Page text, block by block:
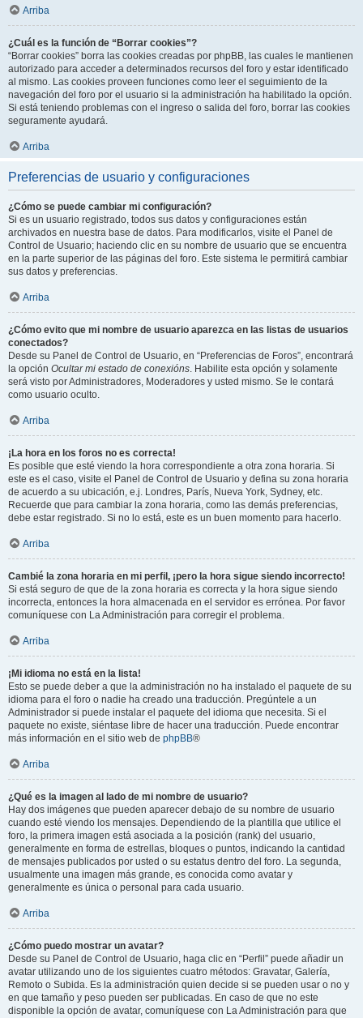
Arriba
¿Cuál es la función de “Borrar cookies”?
“Borrar cookies” borra las cookies creadas por phpBB, las cuales le mantienen
autorizado para acceder a determinados recursos del foro y estar identificado
al mismo. Las cookies proveen funciones como leer el seguimiento de la
navegación del foro por el usuario si la administración ha habilitado la opción.
Si está teniendo problemas con el ingreso o salida del foro, borrar las cookies
seguramente ayudará.
Arriba
Preferencias de usuario y configuraciones
¿Cómo se puede cambiar mi configuración?
Si es un usuario registrado, todos sus datos y configuraciones están
archivados en nuestra base de datos. Para modificarlos, visite el Panel de
Control de Usuario; haciendo clic en su nombre de usuario que se encuentra
en la parte superior de las páginas del foro. Este sistema le permitirá cambiar
sus datos y preferencias.
Arriba
¿Cómo evito que mi nombre de usuario aparezca en las listas de usuarios
conectados?
Desde su Panel de Control de Usuario, en “Preferencias de Foros”, encontrará
la opción Ocultar mi estado de conexións. Habilite esta opción y solamente
será visto por Administradores, Moderadores y usted mismo. Se le contará
como usuario oculto.
Arriba
¡La hora en los foros no es correcta!
Es posible que esté viendo la hora correspondiente a otra zona horaria. Si
este es el caso, visite el Panel de Control de Usuario y defina su zona horaria
de acuerdo a su ubicación, e.j. Londres, París, Nueva York, Sydney, etc.
Recuerde que para cambiar la zona horaria, como las demás preferencias,
debe estar registrado. Si no lo está, este es un buen momento para hacerlo.
Arriba
Cambié la zona horaria en mi perfil, ¡pero la hora sigue siendo incorrecto!
Si está seguro de que de la zona horaria es correcta y la hora sigue siendo
incorrecta, entonces la hora almacenada en el servidor es errónea. Por favor
comuníquese con La Administración para corregir el problema.
Arriba
¡Mi idioma no está en la lista!
Esto se puede deber a que la administración no ha instalado el paquete de su
idioma para el foro o nadie ha creado una traducción. Pregúntele a un
Administrador si puede instalar el paquete del idioma que necesita. Si el
paquete no existe, siéntase libre de hacer una traducción. Puede encontrar
más información en el sitio web de phpBB®
Arriba
¿Qué es la imagen al lado de mi nombre de usuario?
Hay dos imágenes que pueden aparecer debajo de su nombre de usuario
cuando esté viendo los mensajes. Dependiendo de la plantilla que utilice el
foro, la primera imagen está asociada a la posición (rank) del usuario,
generalmente en forma de estrellas, bloques o puntos, indicando la cantidad
de mensajes publicados por usted o su estatus dentro del foro. La segunda,
usualmente una imagen más grande, es conocida como avatar y
generalmente es única o personal para cada usuario.
Arriba
¿Cómo puedo mostrar un avatar?
Desde su Panel de Control de Usuario, haga clic en “Perfil” puede añadir un
avatar utilizando uno de los siguientes cuatro métodos: Gravatar, Galería,
Remoto o Subida. Es la administración quien decide si se pueden usar o no y
en que tamaño y peso pueden ser publicadas. En caso de que no este
disponible la opción de avatar, comuníquese con La Administración para que